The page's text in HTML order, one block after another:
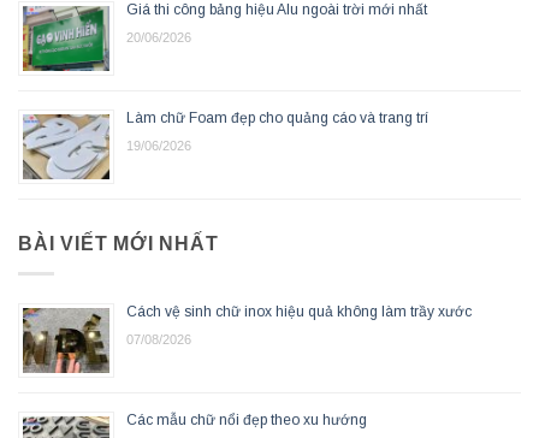
Giá thi công bảng hiệu Alu ngoài trời mới nhất
20/06/2026
Làm chữ Foam đẹp cho quảng cáo và trang trí
19/06/2026
BÀI VIẾT MỚI NHẤT
Cách vệ sinh chữ inox hiệu quả không làm trầy xước
07/08/2026
Các mẫu chữ nổi đẹp theo xu hướng